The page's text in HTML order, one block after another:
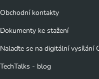
Obchodní kontakty
Dokumenty ke stažení
Nalaďte se na digitální vysílání
TechTalks - blog